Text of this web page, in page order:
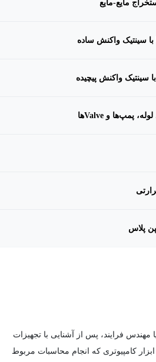
فرایند، پس از آشنایی با تجهیزات
ابزار کامپیوتری که انجام محاسبات مربوط